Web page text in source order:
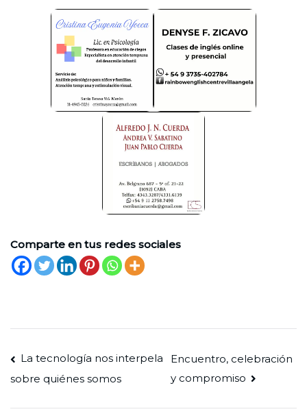
Comparte en tus redes sociales
Navegación
de
La tecnología nos interpela
sobre quiénes somos
Encuentro, celebración
y compromiso